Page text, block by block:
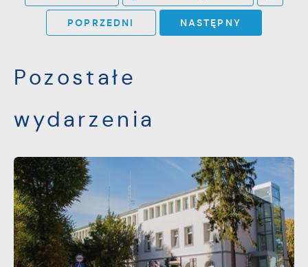
POPRZEDNI NASTĘPNY
Pozostałe
wydarzenia